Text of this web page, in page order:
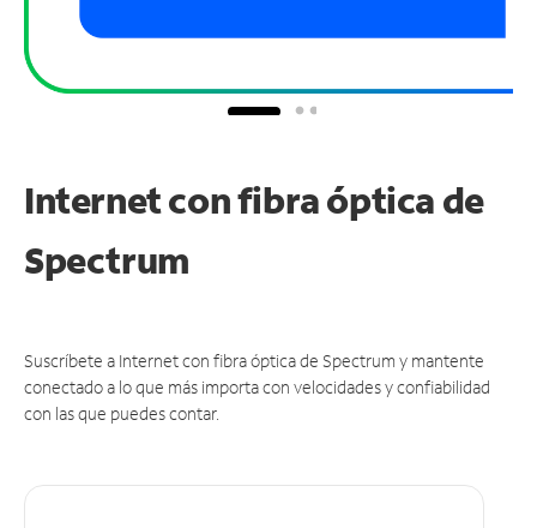
Internet con fibra óptica de
Spectrum
Suscríbete a Internet con fibra óptica de Spectrum y mantente
conectado a lo que más importa con velocidades y confiabilidad
con las que puedes contar.